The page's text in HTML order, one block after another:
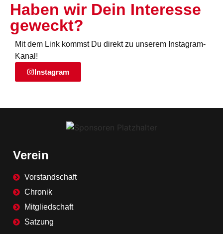
Haben wir Dein Interesse
geweckt?
Mit dem Link kommst Du direkt zu unserem Instagram-
Kanal!
Instagram
Verein
Vorstandschaft
Chronik
Mitgliedschaft
Satzung